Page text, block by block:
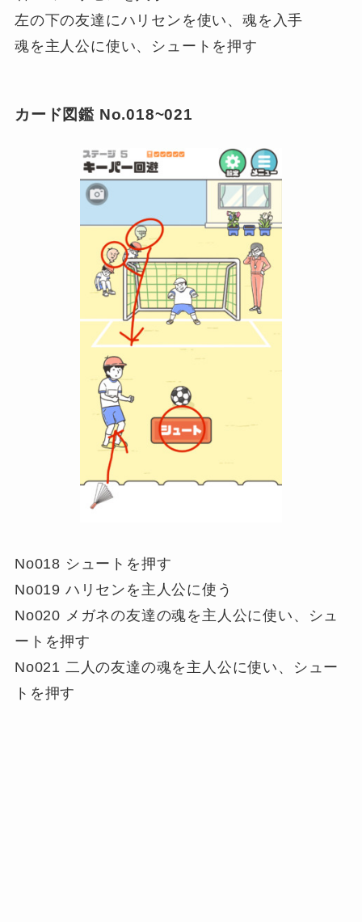
左の下の友達にハリセンを使い、魂を入手
魂を主人公に使い、シュートを押す
カード図鑑 No.018~021
No018 シュートを押す
No019 ハリセンを主人公に使う
No020 メガネの友達の魂を主人公に使い、シュ
ートを押す
No021 二人の友達の魂を主人公に使い、シュー
トを押す